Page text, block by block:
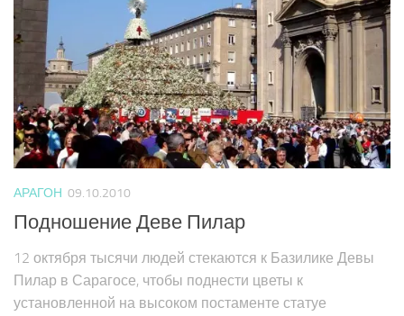
АРАГОН 09.10.2010
Подношение Деве Пилар
12 октября тысячи людей стекаются к Базилике Девы
Пилар в Сарагосе, чтобы поднести цветы к
установленной на высоком постаменте статуе